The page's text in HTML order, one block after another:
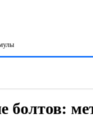
болтов: